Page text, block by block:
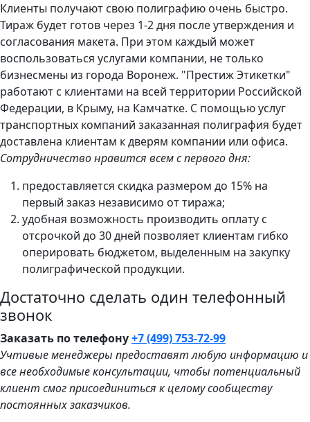
Клиенты получают свою полиграфию очень быстро.
Тираж будет готов через 1-2 дня после утверждения и
согласования макета. При этом каждый может
воспользоваться услугами компании, не только
бизнесмены из города Воронеж. "Престиж Этикетки"
работают с клиентами на всей территории Российской
Федерации, в Крыму, на Камчатке. С помощью услуг
транспортных компаний заказанная полиграфия будет
доставлена клиентам к дверям компании или офиса.
Сотрудничество нравится всем с первого дня:
предоставляется скидка размером до 15% на
первый заказ независимо от тиража;
удобная возможность производить оплату с
отсрочкой до 30 дней позволяет клиентам гибко
оперировать бюджетом, выделенным на закупку
полиграфической продукции.
Достаточно сделать один телефонный
звонок
Заказать по телефону+7 (499) 753-72-99
Учтивые менеджеры предоставят любую информацию и
все необходимые консультации, чтобы потенциальный
клиент смог присоединиться к целому сообществу
постоянных заказчиков.